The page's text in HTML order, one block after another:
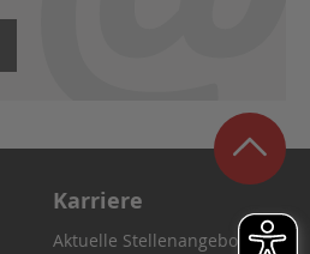
Karriere
Aktuelle Stellenangebote